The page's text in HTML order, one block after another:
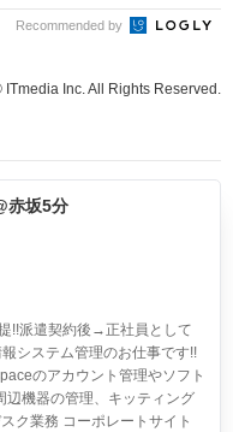
Recommended by
Inc. All Rights Reserved.
赤坂5分
!!派遣契約後→正社員として
システム管理のお仕事です!!
のアカウント管理やソフト
機器の管理、キッティング
ク業務 コーポレートサイト